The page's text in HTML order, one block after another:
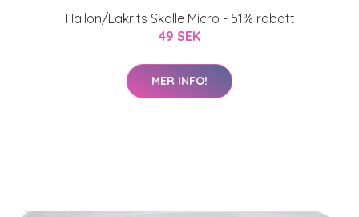
Hallon/Lakrits Skalle Micro - 51% rabatt
49 SEK
MER INFO!